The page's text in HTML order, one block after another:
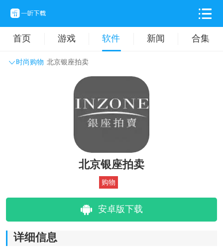
首页 游戏 软件 新闻 合集
时尚购物 北京银座拍卖
主题壁纸 旅游出行
拍摄美化 时尚购物
北京银座拍卖
购物
安卓版下载
详细信息